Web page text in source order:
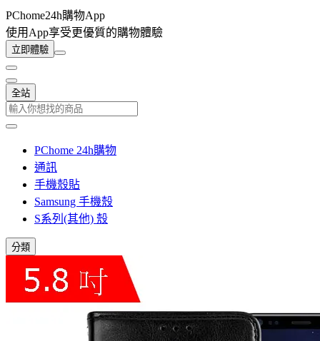
PChome24h購物App
使用App享受更優質的購物體驗
立即體驗
全站
PChome 24h購物
通訊
手機殼貼
Samsung 手機殼
S系列(其他) 殼
分類